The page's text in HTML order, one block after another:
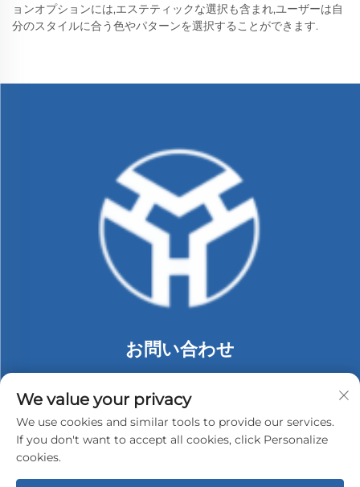
ョンオプションには,エステティックな選択も含まれ,ユーザーは自
分のスタイルに合う色やパターンを選択することができます.
お問い合わせ
C棟2階
電話番号：+86-13530558584
メールアドレス：[email protected]
We value your privacy
We use cookies and similar tools to provide our services.
If you don't want to accept all cookies, click Personalize
cookies.